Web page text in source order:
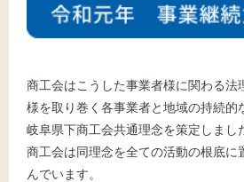
商工会はこうした事業者様に関わる法
様を取り巻く各事業者と地域の持続的
岐阜県下商工会共通理念を策定しまし
商工会は同理念を全ての活動の根底に
んでいます。